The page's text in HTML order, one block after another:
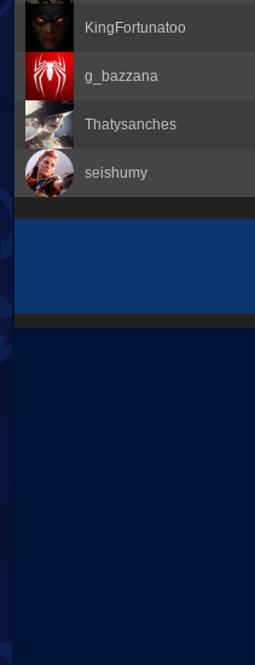
KingFortunatoo
g_bazzana
Thatysanches
seishumy